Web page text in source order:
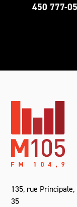
450 777-
135, rue
35